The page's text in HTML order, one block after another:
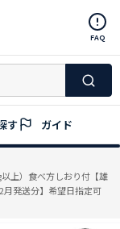
FAQ
す ガイド
上）食べ方しおり付【雄
月発送分】希望日指定可